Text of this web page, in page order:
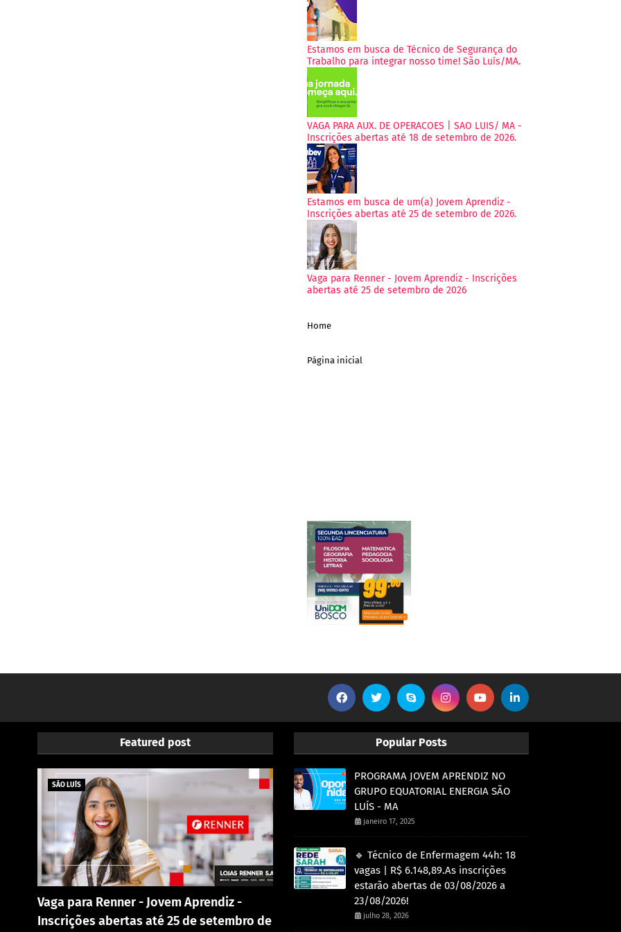
Estamos em busca de Técnico de Segurança do
Trabalho para integrar nosso time! São Luís/MA.
VAGA PARA AUX. DE OPERACOES | SAO LUIS/ MA -
Inscrições abertas até 18 de setembro de 2026.
Estamos em busca de um(a) Jovem Aprendiz -
Inscrições abertas até 25 de setembro de 2026.
Vaga para Renner - Jovem Aprendiz - Inscrições
abertas até 25 de setembro de 2026
Home
Página inicial
Featured post
SÃO LUÍS
Vaga para Renner - Jovem Aprendiz -
Inscrições abertas até 25 de setembro de
Popular Posts
PROGRAMA JOVEM APRENDIZ NO
GRUPO EQUATORIAL ENERGIA SÃO
LUÍS - MA
janeiro 17, 2025
🔹 Técnico de Enfermagem 44h: 18
vagas | R$ 6.148,89.As inscrições
estarão abertas de 03/08/2026 a
23/08/2026!
julho 28, 2026